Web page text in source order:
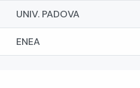
UNIV. PADOVA
ENEA